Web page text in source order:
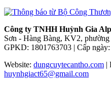
Công ty TNHH Huỳnh Gia
Sơn - Hàng Bàng, KV2,
GPKD: 1801763703 | Cấp
Website: dungcuytecantho.com |
huynhgiact65@gmail.com